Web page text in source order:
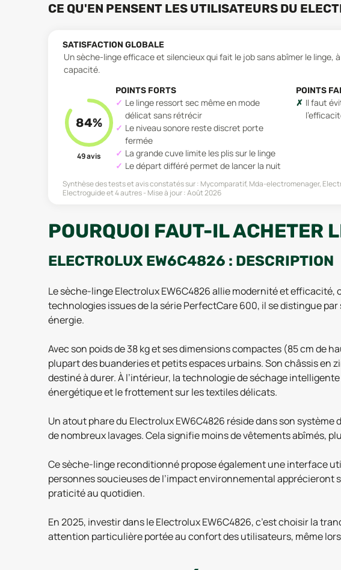
CE QU'EN PENSENT LES UTILISATEURS DU
SATISFACTION GLOBALE
Un sèche-linge efficace et silencieux qui fait le job sans abîmer le linge,
capacité.
84%
49avis
POINTS FORTS
Le linge ressort sec même en mode
délicat sans rétrécir
Le niveau sonore reste discret porte
fermée
La grande cuve limite les plis sur le linge
Le départ différé permet de lancer la nuit
POINTS
Il faut
Synthèse des tests et avis constatés sur : Mycomparatif, Mda-electromenager,
Electroguideet 4 autres Mise à jour :Août 2026
POURQUOI FAUT-IL ACHETER
ELECTROLUX EW6C4826 : DESCRIPTION
Le sèche-linge Electrolux EW6C4826 allie modernité et
technologies issues de la série PerfectCare 600, il se distingue
énergie.
Avec son poids de 38 kg et ses dimensions compactes (85 cm de
plupart des buanderies et petits espaces urbains. Son châssis en
destiné à durer. À l’intérieur, la technologie de séchage
énergétique et le frottement sur les textiles délicats.
Un atout phare du Electrolux EW6C4826 réside dans son
de nombreux lavages. Cela signifie moins de vêtements abîmés,
Ce sèche-linge reconditionné propose également une interface
personnes soucieuses de l’impact environnemental
praticité au quotidien.
En 2025, investir dans le Electrolux EW6C4826, c’est choisir la
attention particulière portée au confort des utilisateurs, même